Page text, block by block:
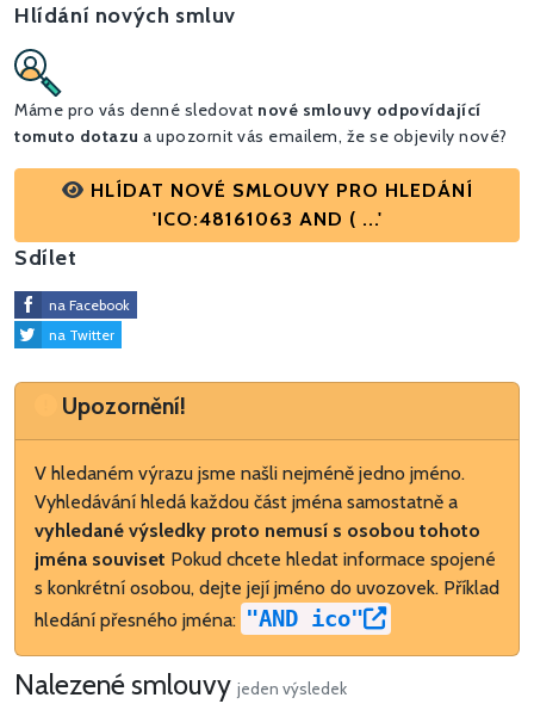
Hlídání nových smluv
Máme pro vás denné sledovat nové smlouvy odpovídající
tomuto dotazu a upozornit vás emailem, že se objevily nové?
HLÍDAT NOVÉ SMLOUVY PRO HLEDÁNÍ
'ICO:48161063 AND ( ...'
Sdílet
na Facebook
na Twitter
Upozornění
Upozornění!
V hledaném výrazu jsme našli nejméně jedno jméno.
Vyhledávání hledá každou část jména samostatně a
vyhledané výsledky proto nemusí s osobou tohoto
jména souviset Pokud chcete hledat informace spojené
s konkrétní osobou, dejte její jméno do uvozovek. Příklad
hledání přesného jména: "AND ico"
Nalezené smlouvy jeden výsledek